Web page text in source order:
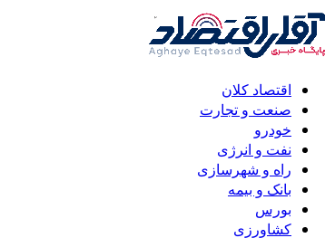
اقتصاد کلان
صنعت و تجارت
خودرو
نفت و انرژی
راه و شهرسازی
بانک و بیمه
بورس
کشاورزی